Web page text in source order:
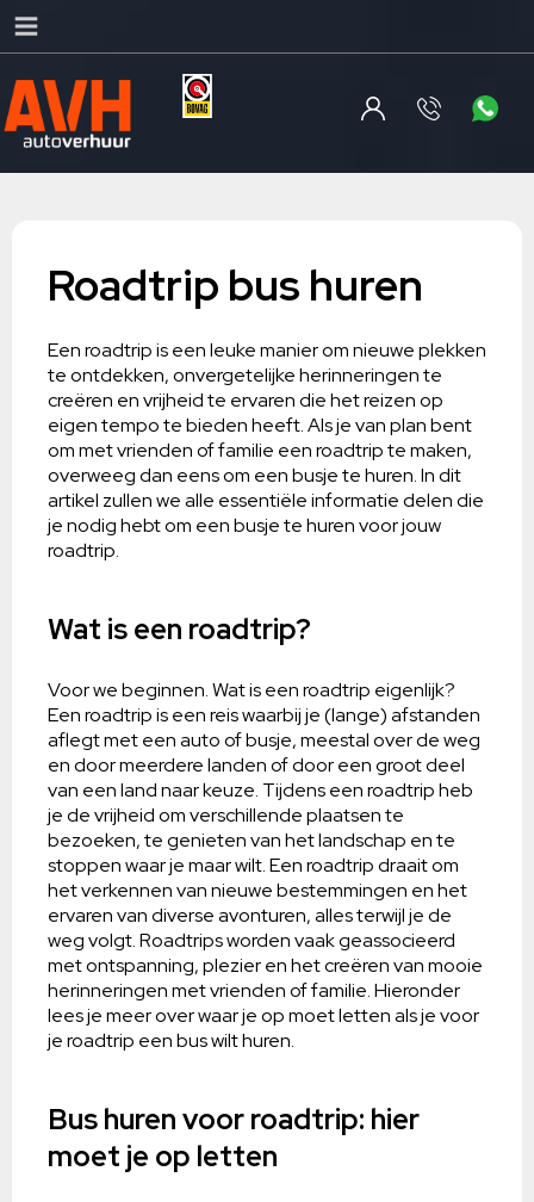
Roadtrip bus huren
Een roadtrip is een leuke manier om nieuwe plekken
te ontdekken, onvergetelijke herinneringen te
creëren en vrijheid te ervaren die het reizen op
eigen tempo te bieden heeft. Als je van plan bent
om met vrienden of familie een roadtrip te maken,
overweeg dan eens om een busje te huren. In dit
artikel zullen we alle essentiële informatie delen die
je nodig hebt om een busje te huren voor jouw
roadtrip.
Wat is een roadtrip?
Voor we beginnen. Wat is een roadtrip eigenlijk?
Een roadtrip is een reis waarbij je (lange) afstanden
aflegt met een auto of busje, meestal over de weg
en door meerdere landen of door een groot deel
van een land naar keuze. Tijdens een roadtrip heb
je de vrijheid om verschillende plaatsen te
bezoeken, te genieten van het landschap en te
stoppen waar je maar wilt. Een roadtrip draait om
het verkennen van nieuwe bestemmingen en het
ervaren van diverse avonturen, alles terwijl je de
weg volgt. Roadtrips worden vaak geassocieerd
met ontspanning, plezier en het creëren van mooie
herinneringen met vrienden of familie. Hieronder
lees je meer over waar je op moet letten als je voor
je roadtrip een bus wilt huren.
Bus huren voor roadtrip: hier
moet je op letten